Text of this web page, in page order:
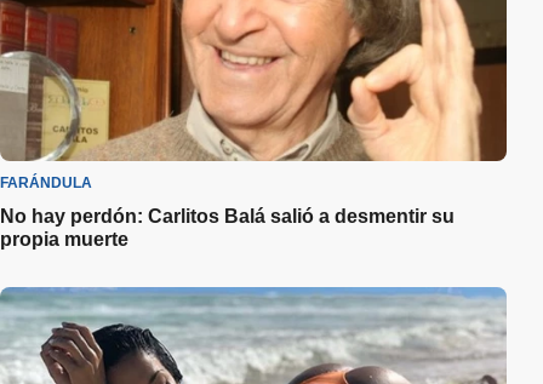
FARÁNDULA
No hay perdón: Carlitos Balá salió a desmentir su
propia muerte